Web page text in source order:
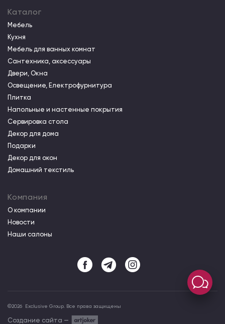
Каталог
Мебель
Кухня
Мебель для ванных комнат
Сантехника, аксессуары
Двери, Окна
Освещение, Електрофурнитура
Плитка
Напольные и настенные покрытия
Сервировка стола
Декор для дома
Подарки
Декор для окон
Домашний текстиль
Компания
О компании
Новости
Наши салоны
©2026 Exclusive Group. Все права защищены
Создание сайта —